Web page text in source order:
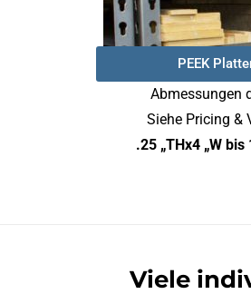
PEEK
Abmessungen
Siehe Pricing &
.25 „THx4 „W bis
Viele